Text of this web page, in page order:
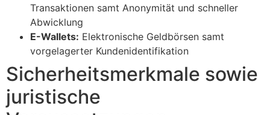
Transaktionen samt Anonymität und schneller
Abwicklung
E-Wallets: Elektronische Geldbörsen samt
vorgelagerter Kundenidentifikation
Sicherheitsmerkmale sowie
juristische